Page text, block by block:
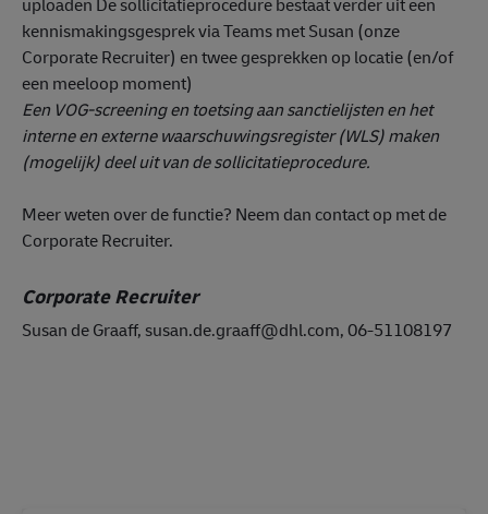
kennismakingsgesprek via Teams met Susan (onze
Corporate Recruiter) en twee gesprekken op locatie (en/of
een meeloop moment)
Een VOG-screening en toetsing aan sanctielijsten en het
interne en externe waarschuwingsregister (WLS) maken
(mogelijk) deel uit van de sollicitatieprocedure.
Meer weten over de functie? Neem dan contact op met de
Corporate Recruiter.
Corporate Recruiter
Susan de Graaff, susan.de.graaff@dhl.com, 06-51108197